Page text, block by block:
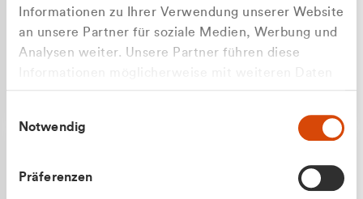
Informationen zu Ihrer Verwendung unserer Website
an unsere Partner für soziale Medien, Werbung und
Analysen weiter. Unsere Partner führen diese
gesammelt haben.
Notwendig
Präferenzen
Apilash Balanesan